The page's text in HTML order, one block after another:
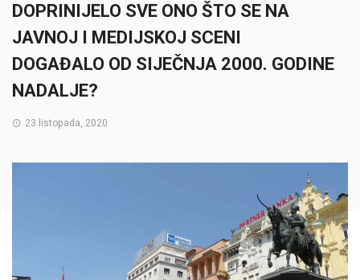
DOPRINIJELO SVE ONO ŠTO SE NA
JAVNOJ I MEDIJSKOJ SCENI
DOGAĐALO OD SIJEČNJA 2000. GODINE
NADALJE?
23 listopada, 2020